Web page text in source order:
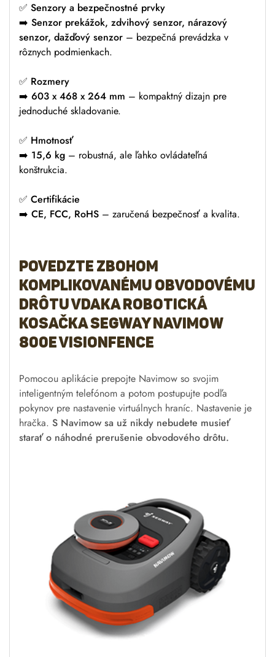
✅ Senzory a bezpečnostné prvky
➡️ Senzor prekážok, zdvihový senzor, nárazový
senzor, dažďový senzor – bezpečná prevádzka v
rôznych podmienkach.
✅ Rozmery
➡️ 603 x 468 x 264 mm – kompaktný dizajn pre
jednoduché skladovanie.
✅ Hmotnosť
➡️ 15,6 kg – robustná, ale ľahko ovládateľná
konštrukcia.
✅ Certifikácie
➡️ CE, FCC, RoHS – zaručená bezpečnosť a kvalita.
Povedzte zbohom
komplikovanému obvodovému
drôtu vdaka Robotická
kosačka SEGWAY Navimow
800E Visionfence
Pomocou aplikácie prepojte Navimow so svojim
inteligentným telefónom a potom postupujte podľa
pokynov pre nastavenie virtuálnych hraníc. Nastavenie je
hračka. S Navimow sa už nikdy nebudete musieť
starať o náhodné prerušenie obvodového drôtu.